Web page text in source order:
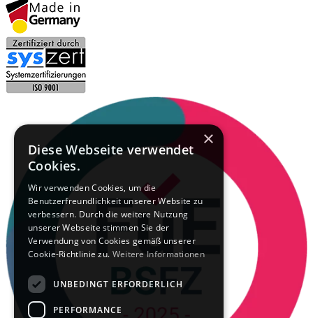
×
Diese Webseite verwendet
Cookies.
Wir verwenden Cookies, um die
Benutzerfreundlichkeit unserer Website zu
verbessern. Durch die weitere Nutzung
unserer Webseite stimmen Sie der
Verwendung von Cookies gemäß unserer
Cookie-Richtlinie zu. Weitere Informationen
UNBEDINGT ERFORDERLICH
PERFORMANCE